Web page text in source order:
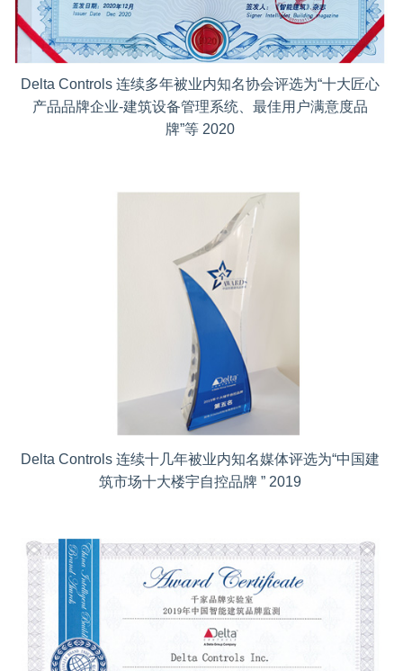
Delta Controls 连续多年被业内知名协会评选为“十大匠心
产品品牌企业-建筑设备管理系统、最佳用户满意度品
牌”等 2020
Delta Controls 连续十几年被业内知名媒体评选为“中国建
筑市场十大楼宇自控品牌 ” 2019